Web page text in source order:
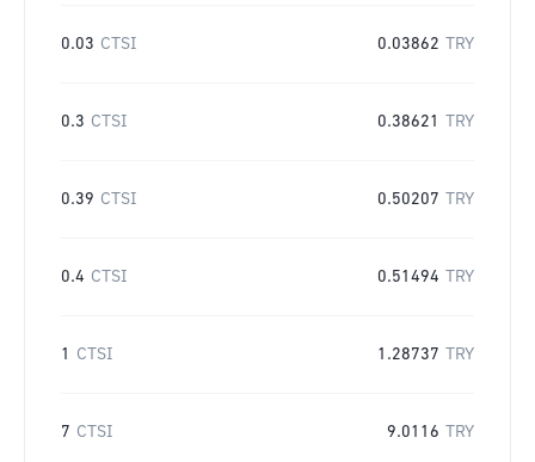
0.03 CTSI 0.03862 TRY
0.3 CTSI 0.38621 TRY
0.39 CTSI 0.50207 TRY
0.4 CTSI 0.51494 TRY
1 CTSI 1.28737 TRY
7 CTSI 9.0116 TRY